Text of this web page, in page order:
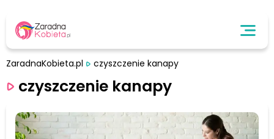
ZaradnaKobieta.pl czyszczenie kanapy
czyszczenie kanapy